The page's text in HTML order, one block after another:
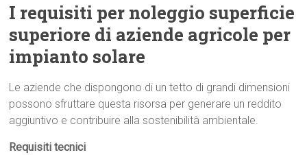
I requisiti per noleggio superficie
superiore di aziende agricole per
impianto solare
Le aziende che dispongono di un tetto di grandi dimensioni
possono sfruttare questa risorsa per generare un reddito
aggiuntivo e contribuire alla sostenibilità ambientale.
Requisiti tecnici